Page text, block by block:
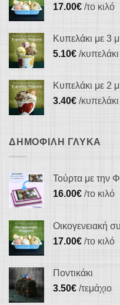
17.00€ /το κιλό
Κυπελάκι με 3
5.10€ /κυπελάκι
Κυπελάκι με 2
3.40€ /κυπελάκι
ΔΗΜΟΦΙΛΉ ΓΛΥΚΆ
Τούρτα με την
16.00€ /το κιλό
Οικογενειακή
17.00€ /το κιλό
Ποντικάκι
3.50€ /τεμάχιο